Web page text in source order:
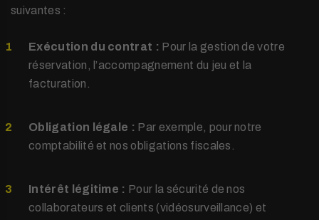
suivantes :
Exécution du contrat : Pour la gestion de votre
réservation, l’accompagnement du jeu et la
facturation.
Obligation légale : Par exemple, pour notre
comptabilité et nos obligations fiscales.
Intérêt légitime : Pour la sécurité de nos
collaborateurs et clients (vidéosurveillance) et